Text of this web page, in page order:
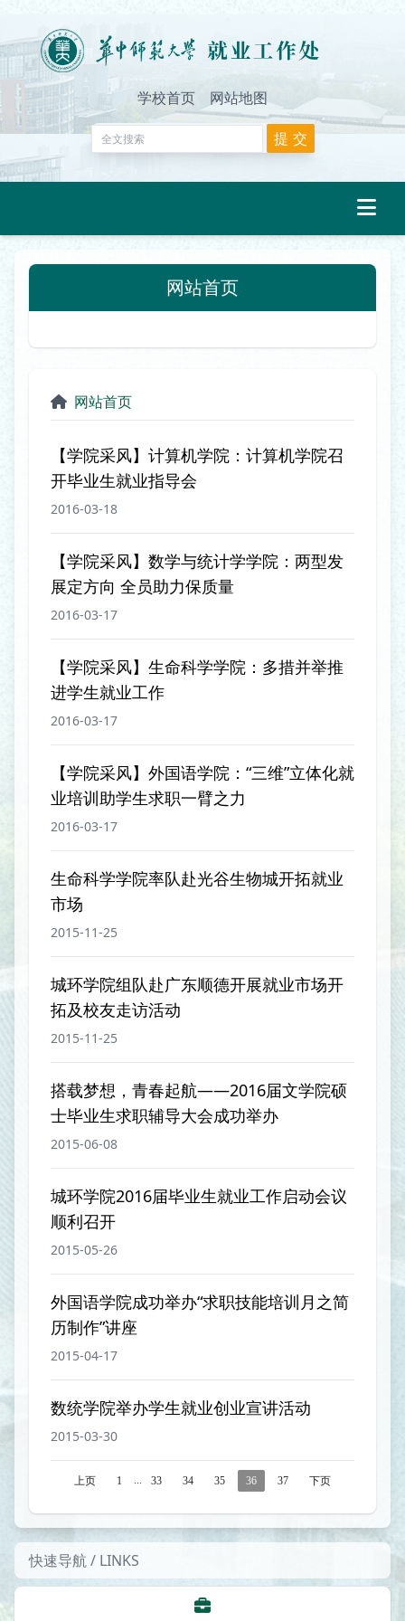
学校首页 网站地图
网站首页
网站首页
【学院采风】计算机学院：计算机学院召
开毕业生就业指导会
2016-03-18
【学院采风】数学与统计学学院：两型发
展定方向 全员助力保质量
2016-03-17
【学院采风】生命科学学院：多措并举推
进学生就业工作
2016-03-17
【学院采风】外国语学院：“三维”立体化就
业培训助学生求职一臂之力
2016-03-17
生命科学学院率队赴光谷生物城开拓就业
市场
2015-11-25
城环学院组队赴广东顺德开展就业市场开
拓及校友走访活动
2015-11-25
搭载梦想，青春起航——2016届文学院硕
士毕业生求职辅导大会成功举办
2015-06-08
城环学院2016届毕业生就业工作启动会议
顺利召开
2015-05-26
外国语学院成功举办“求职技能培训月之简
历制作”讲座
2015-04-17
数统学院举办学生就业创业宣讲活动
2015-03-30
上页 1 33 34 35 36 37 下页
快速导航 / LINKS